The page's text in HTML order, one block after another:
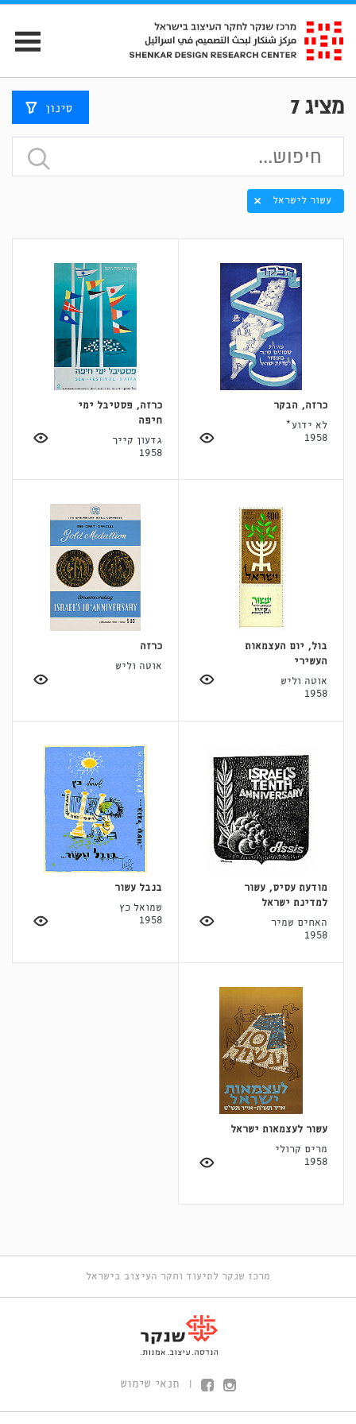
מציג7 סינון
עשור לישראל
כרזה, הבקר
לא ידוע*
1958
כרזה, פסטיבל ימי
חיפה
גדעון קייך
1958
בול, יום העצמאות
העשירי
אוטה וליש
1958
כרזה
אוטה וליש
מודעת עסיס, עשור
למדינת ישראל
האחים שמיר
1958
בנבל עשור
שמואל כץ
1958
עשור לעצמאות ישראל
מרים קרולי
1958
מרכז שנקר לתיעוד וחקר העיצוב בישראל
תנאי שימוש